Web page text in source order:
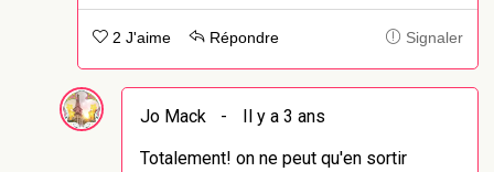
2 J'aime Répondre Signaler
Jo Mack -
Il y a 3 ans
Totalement! on ne peut qu'en sortir